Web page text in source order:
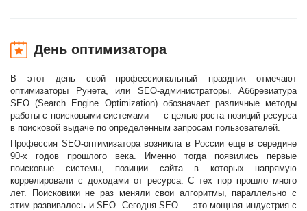
День оптимизатора
В этот день свой профессиональный праздник отмечают
оптимизаторы Рунета, или SEO-администраторы. Аббревиатура
SEO (Search Engine Optimization) обозначает различные методы
работы с поисковыми системами — с целью роста позиций ресурса
в поисковой выдаче по определенным запросам пользователей.
Профессия SEO-оптимизатора возникла в России еще в середине
90-х годов прошлого века. Именно тогда появились первые
поисковые системы, позиции сайта в которых напрямую
коррелировали с доходами от ресурса. С тех пор прошло много
лет. Поисковики не раз меняли свои алгоритмы, параллельно с
этим развивалось и SEO. Сегодня SEO — это мощная индустрия с